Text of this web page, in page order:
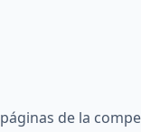
de la